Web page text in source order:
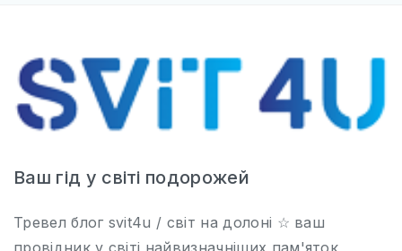
Ваш гід у світі подорожей
Тревел блог svit4u / світ на долоні ☆ ваш
провідник у світі найвизначніших пам'яток